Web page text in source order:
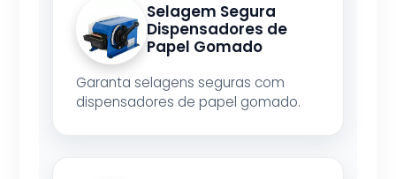
Selagem Segura
Dispensadores de
Papel Gomado
Garanta selagens seguras com
dispensadores de papel gomado.